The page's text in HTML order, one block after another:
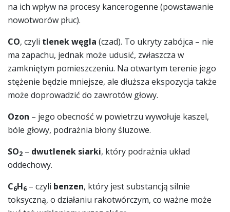
na ich wpływ na procesy kancerogenne (powstawanie
nowotworów płuc).
CO, czyli tlenek węgla (czad). To ukryty zabójca – nie
ma zapachu, jednak może udusić, zwłaszcza w
zamkniętym pomieszczeniu. Na otwartym terenie jego
stężenie będzie mniejsze, ale dłuższa ekspozycja także
może doprowadzić do zawrotów głowy.
Ozon – jego obecność w powietrzu wywołuje kaszel,
bóle głowy, podrażnia błony śluzowe.
SO2 – dwutlenek siarki, który podrażnia układ
oddechowy.
C6H6 – czyli benzen, który jest substancją silnie
toksyczną, o działaniu rakotwórczym, co ważne może